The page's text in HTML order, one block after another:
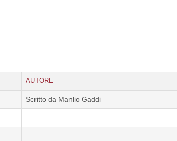
AUTORE
Scritto da Manlio Gaddi